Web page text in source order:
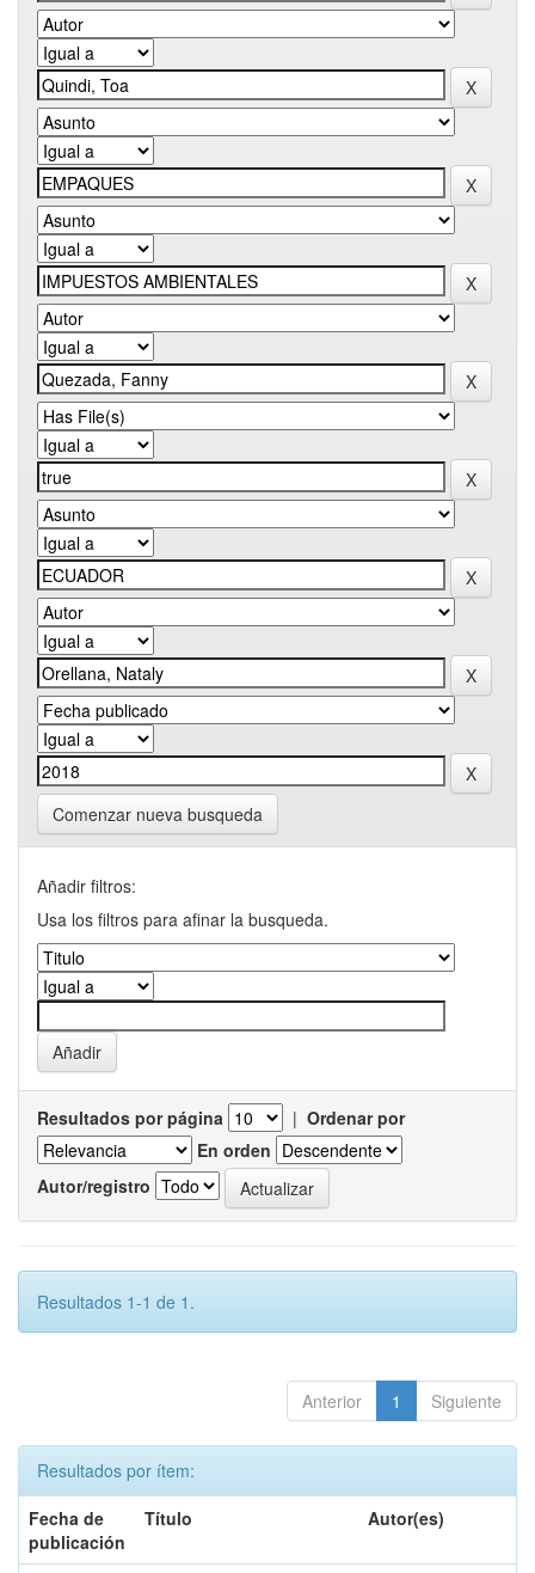
Comenzar nueva busqueda
Añadir filtros:
Usa los filtros para afinar la busqueda.
Resultados por página | Ordenar por
En orden
Autor/registro
Resultados 1-1 de 1.
Anterior 1 Siguiente
Resultados por ítem:
Fecha de
publicación
Título Autor(es)